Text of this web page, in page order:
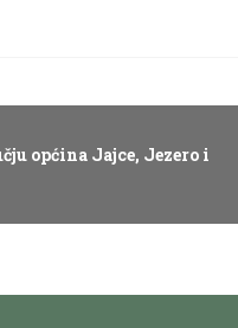
općina Jajce, Jezero i